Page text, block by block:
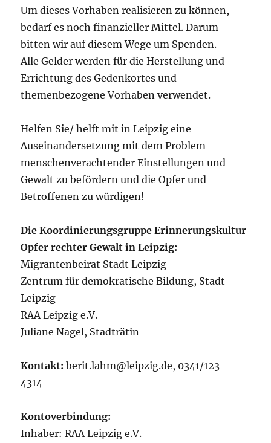
Um dieses Vorhaben realisieren zu können,
bedarf es noch finanzieller Mittel. Darum
bitten wir auf diesem Wege um Spenden.
Alle Gelder werden für die Herstellung und
Errichtung des Gedenkortes und
themenbezogene Vorhaben verwendet.
Helfen Sie/ helft mit in Leipzig eine
Auseinandersetzung mit dem Problem
menschenverachtender Einstellungen und
Gewalt zu befördern und die Opfer und
Betroffenen zu würdigen!
Die Koordinierungsgruppe Erinnerungskultur
Opfer rechter Gewalt in Leipzig:
Migrantenbeirat Stadt Leipzig
Zentrum für demokratische Bildung, Stadt
Leipzig
RAA Leipzig e.V.
Juliane Nagel, Stadträtin
Kontakt: berit.lahm@leipzig.de, 0341/123 –
4314
Kontoverbindung:
Inhaber: RAA Leipzig e.V.